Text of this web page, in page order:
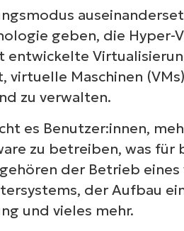
geben, die Hyper-V
entwickelte
Maschinen
zu verwalten.
es Benutzer:innen,
zu betreiben, was für
der Betrieb eines
der Aufbau
und vieles mehr.